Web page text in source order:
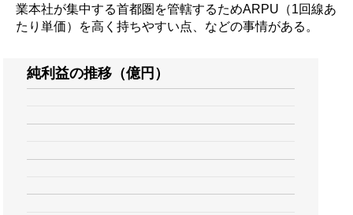
業本社が集中する首都圏を管轄するためARPU（1回線あ
たり単価）を高く持ちやすい点、などの事情がある。
純利益の推移（億円）